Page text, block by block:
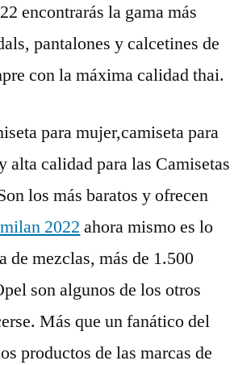
encontrarás la gama más
pantalones y calcetines de
con la máxima calidad thai.
para mujer,camiseta para
calidad para las Camisetas
los más baratos y ofrecen
2022 ahora mismo es lo
de mezclas, más de 1.500
son algunos de los otros
Más que un fanático del
productos de las marcas de